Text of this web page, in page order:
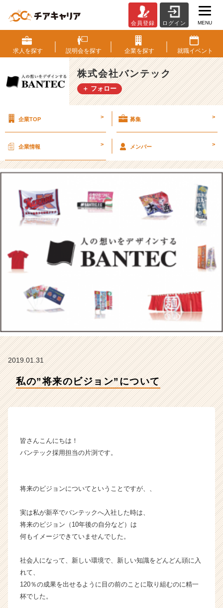
の”将
来
の
ビ
ジ
ョ
て
会
社
ン
テ
の
タ
イ
ム
ン】
ン
長
ウ
届
就
サ
イ
チ
キ
会員登録 ログイン MENU
求人を探す 説明会を探す 企業を探す 就職イベント
株式会社バンテック
＋ フォロー
企業TOP > 募集 >
企業情報 > メンバー >
2019.01.31
私の”将来のビジョン”について
皆さんこんにちは！
バンテック採用担当の片渕です。
将来のビジョンについてということですが、、
実は私が新卒でバンテックへ入社した時は、
将来のビジョン（10年後の自分など）は
何もイメージできていませんでした。
社会人になって、新しい環境で、新しい知識をどんどん頭に入
れて、
120％の成果を出せるように目の前のことに取り組むのに精一
杯でした。